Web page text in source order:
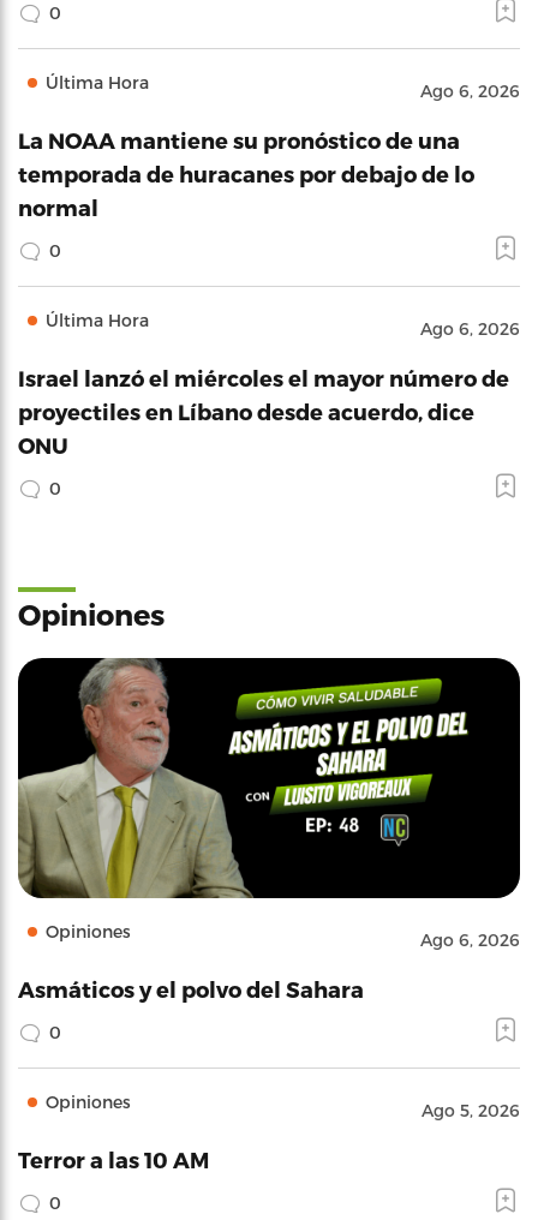
0
Última Hora Ago 6, 2026
La NOAA mantiene su pronóstico de una
temporada de huracanes por debajo de lo
normal
0
Última Hora Ago 6, 2026
Israel lanzó el miércoles el mayor número de
proyectiles en Líbano desde acuerdo, dice
ONU
0
Opiniones
Opiniones Ago 6, 2026
Asmáticos y el polvo del Sahara
0
Opiniones Ago 5, 2026
Terror a las 10 AM
0